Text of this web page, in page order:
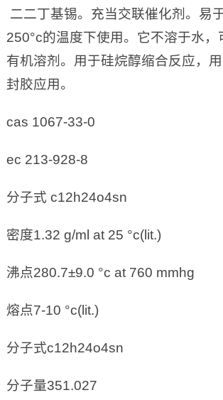
二二丁基锡。充当交联催化剂。易
250°c的温度下使用。它不溶于水，
有机溶剂。用于硅烷醇缩合反应，
封胶应用。
cas 1067-33-0
ec 213-928-8
分子式 c12h24o4sn
密度1.32 g/ml at 25 °c(lit.)
沸点280.7±9.0 °c at 760 mmhg
熔点7-10 °c(lit.)
分子式c12h24o4sn
分子量351.027